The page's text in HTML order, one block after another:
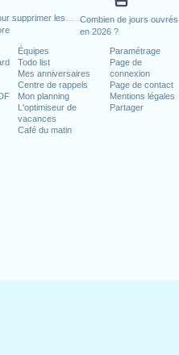
supprimer les
Combien de jours ouvrés
en 2026 ?
Équipes
Todo list
Mes anniversaires
Centre de rappels
Mon planning
L'optimiseur de
vacances
Café du matin
Paramétrage
Page de
connexion
Page de contact
Mentions légales
Partager